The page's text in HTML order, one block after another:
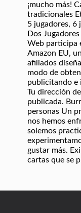
¡mucho más!
tradicionales
5 jugadores, 6
Dos
Web participa
Amazon EU,
afiliados
modo de
publicitando e
Tu dirección
publicada.
personas Un
nos hemos
solemos
gustar más.
cartas que se